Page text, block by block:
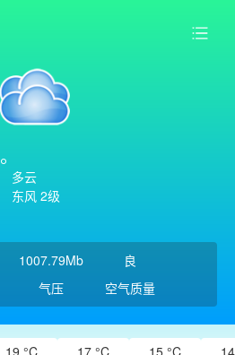
多云
东风 2级
1007.79Mb
气压
良
空气质量